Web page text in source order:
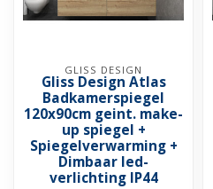
GLISS DESIGN
Gliss Design Atlas
Badkamerspiegel
120x90cm geint. make-
up spiegel +
Spiegelverwarming +
Dimbaar led-
verlichting IP44